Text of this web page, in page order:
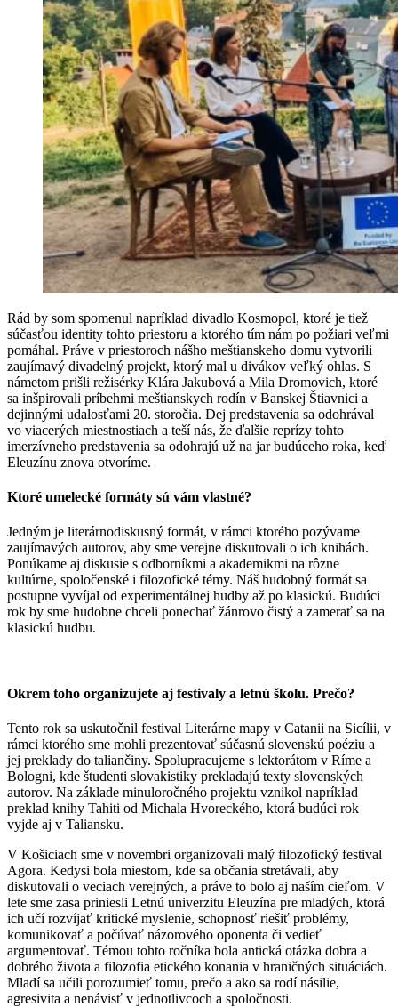
Rád by som spomenul napríklad divadlo Kosmopol, ktoré je tiež
súčasťou identity tohto priestoru a ktorého tím nám po požiari veľmi
pomáhal. Práve v priestoroch nášho meštianskeho domu vytvorili
zaujímavý divadelný projekt, ktorý mal u divákov veľký ohlas. S
námetom prišli režisérky Klára Jakubová a Mila Dromovich, ktoré
sa inšpirovali príbehmi meštianskych rodín v Banskej Štiavnici a
dejinnými udalosťami 20. storočia. Dej predstavenia sa odohrával
vo viacerých miestnostiach a teší nás, že ďalšie reprízy tohto
imerzívneho predstavenia sa odohrajú už na jar budúceho roka, keď
Eleuzínu znova otvoríme.
Ktoré umelecké formáty sú vám vlastné?
Jedným je literárnodiskusný formát, v rámci ktorého pozývame
zaujímavých autorov, aby sme verejne diskutovali o ich knihách.
Ponúkame aj diskusie s odborníkmi a akademikmi na rôzne
kultúrne, spoločenské i filozofické témy. Náš hudobný formát sa
postupne vyvíjal od experimentálnej hudby až po klasickú. Budúci
rok by sme hudobne chceli ponechať žánrovo čistý a zamerať sa na
klasickú hudbu.
Okrem toho organizujete aj festivaly a letnú školu. Prečo?
Tento rok sa uskutočnil festival Literárne mapy v Catanii na Sicílii, v
rámci ktorého sme mohli prezentovať súčasnú slovenskú poéziu a
jej preklady do taliančiny. Spolupracujeme s lektorátom v Ríme a
Bologni, kde študenti slovakistiky prekladajú texty slovenských
autorov. Na základe minuloročného projektu vznikol napríklad
preklad knihy Tahiti od Michala Hvoreckého, ktorá budúci rok
vyjde aj v Taliansku.
V Košiciach sme v novembri organizovali malý filozofický festival
Agora. Kedysi bola miestom, kde sa občania stretávali, aby
diskutovali o veciach verejných, a práve to bolo aj naším cieľom. V
lete sme zasa priniesli Letnú univerzitu Eleuzína pre mladých, ktorá
ich učí rozvíjať kritické myslenie, schopnosť riešiť problémy,
komunikovať a počúvať názorového oponenta či vedieť
argumentovať. Témou tohto ročníka bola antická otázka dobra a
dobrého života a filozofia etického konania v hraničných situáciách.
Mladí sa učili porozumieť tomu, prečo a ako sa rodí násilie,
agresivita a nenávisť v jednotlivcoch a spoločnosti.